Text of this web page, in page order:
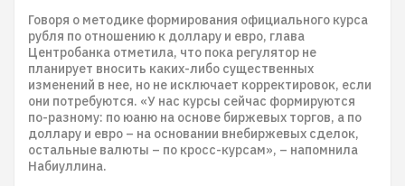
Говоря о методике формирования официального курса
рубля по отношению к доллару и евро, глава
Центробанка отметила, что пока регулятор не
планирует вносить каких-либо существенных
изменений в нее, но не исключает корректировок, если
они потребуются. «У нас курсы сейчас формируются
по-разному: по юаню на основе биржевых торгов, а по
доллару и евро – на основании внебиржевых сделок,
остальные валюты – по кросс-курсам», – напомнила
Набиуллина.